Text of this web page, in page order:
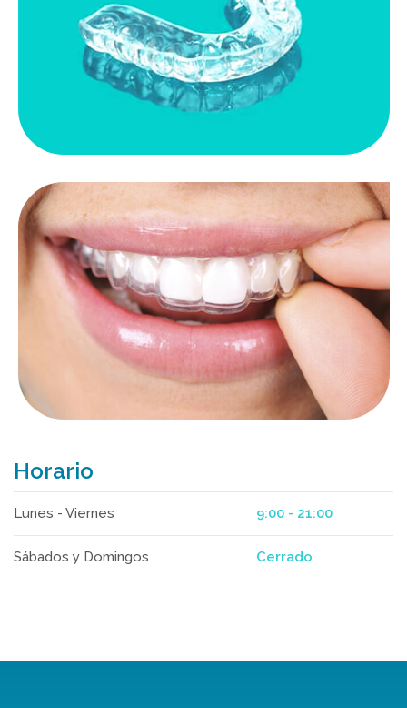
Horario
Lunes - Viernes 9:00 - 21:00
Sábados y Domingos Cerrado